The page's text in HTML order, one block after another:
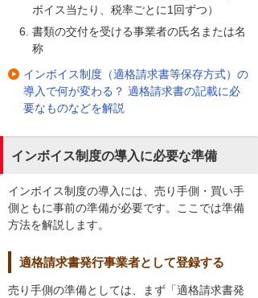
ボイス当たり、税率ごとに1回ずつ）
書類の交付を受ける事業者の氏名または名
称
インボイス制度（適格請求書等保存方式）の
導入で何が変わる？ 適格請求書の記載に必
要なものなどを解説
インボイス制度の導入に必要な準備
インボイス制度の導入には、売り手側・買い手
側ともに事前の準備が必要です。ここでは準備
方法を解説します。
適格請求書発行事業者として登録する
売り手側の準備としては、まず「適格請求書発